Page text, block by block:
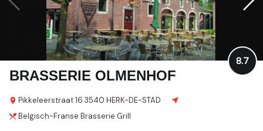
BRASSERIE OLMENHOF
Pikkeleerstraat 16 3540 HERK-DE-STAD
8.7
Belgisch-Franse Brasserie Grill